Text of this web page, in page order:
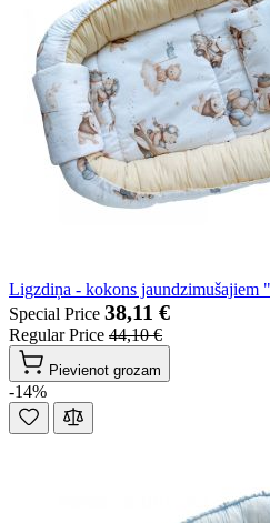
Ligzdiņa - kokons jaundzimušajiem
Special Price 38,11 €
Regular Price 44,10 €
Pievienot grozam
-14%